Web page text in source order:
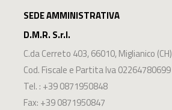
SEDE AMMINISTRATIVA
D.M.R. S.r.l.
C.da Cerreto 403,66010,Miglianico (CH)
Cod. Fiscale e Partita Iva 02264780699
Tel. : +39 0871950848
Fax: +39 0871950847